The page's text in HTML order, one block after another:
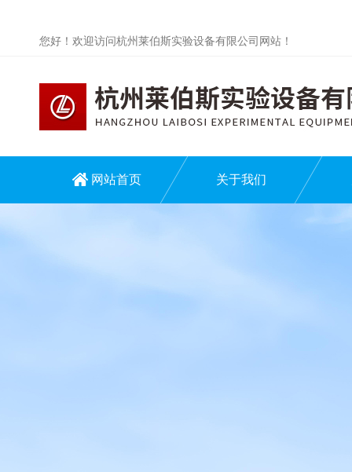
您好！欢迎访问杭州莱伯斯实验设备有限公司网站！
网站首页 关于我们